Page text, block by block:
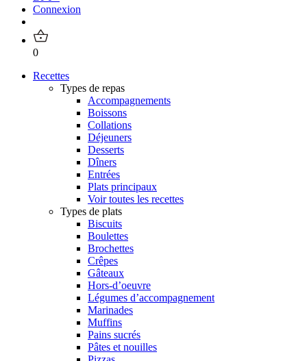
Connexion
0
Recettes
Types de repas
Accompagnements
Boissons
Collations
Déjeuners
Desserts
Dîners
Entrées
Plats principaux
Voir toutes les recettes
Types de plats
Biscuits
Boulettes
Brochettes
Crêpes
Gâteaux
Hors-d’oeuvre
Légumes d’accompagnement
Marinades
Muffins
Pains sucrés
Pâtes et nouilles